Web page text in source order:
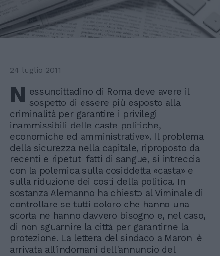
24 luglio 2011
N essuncittadino di Roma deve avere il
sospetto di essere più esposto alla
criminalità per garantire i privilegi
inammissibili delle caste politiche,
economiche ed amministrative». Il problema
della sicurezza nella capitale, riproposto da
recenti e ripetuti fatti di sangue, si intreccia
con la polemica sulla cosiddetta «casta» e
sulla riduzione dei costi della politica. In
sostanza Alemanno ha chiesto al Viminale di
controllare se tutti coloro che hanno una
scorta ne hanno davvero bisogno e, nel caso,
di non sguarnire la città per garantirne la
protezione. La lettera del sindaco a Maroni è
arrivata all'indomani dell'annuncio del